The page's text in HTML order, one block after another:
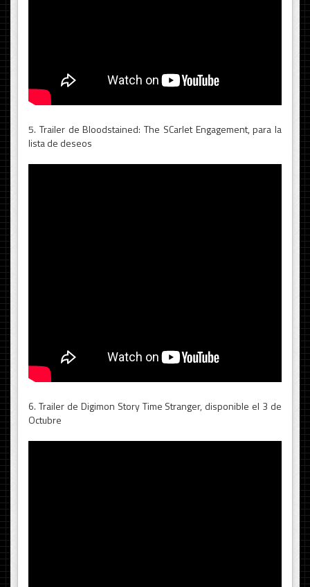
5. Trailer de Bloodstained: The SCarlet Engagement, para la
lista de deseos
6. Trailer de Digimon Story Time Stranger, disponible el 3 de
Octubre